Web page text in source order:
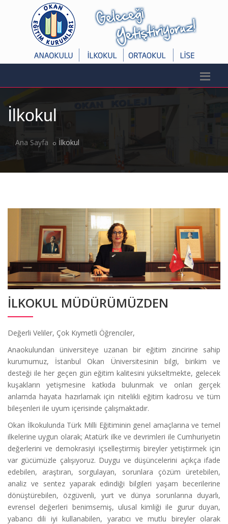
İlkokul
Ana Sayfa İlkokul
İLKOKUL MÜDÜRÜMÜZDEN
Değerli Veliler, Çok Kıymetli Öğrenciler,
Anaokulundan üniversiteye uzanan bir eğitim zincirine sahip
kurumumuz, İstanbul Okan Üniversitesinin bilgi, birikim ve
desteği ile her geçen gün eğitim kalitesini yükseltmekte, gelecek
kuşakların yetişmesine katkıda bulunmak ve onları gerçek
anlamda hayata hazırlamak için nitelikli eğitim kadrosu ve tüm
bileşenleri ile uyum içerisinde çalışmaktadır.
Okan İlkokulunda Türk Milli Eğitiminin genel amaçlarına ve temel
ilkelerine uygun olarak; Atatürk ilke ve devrimleri ile Cumhuriyetin
değerlerini ve demokrasiyi içselleştirmiş bireyler yetiştirmek için
var gücümüzle çalışıyoruz. Duygu ve düşüncelerini açıkça ifade
edebilen, araştıran, sorgulayan, sorunlara çözüm üretebilen,
analiz ve sentez yaparak edindiği bilgileri yaşam becerilerine
dönüştürebilen, özgüvenli, yurt ve dünya sorunlarına duyarlı,
evrensel değerleri benimsemiş, ulusal kimliği ile gurur duyan,
yabancı dili iyi kullanabilen, yaratıcı ve mutlu bireyler olarak